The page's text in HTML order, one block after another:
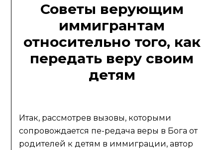
Советы верующим
иммигрантам
относительно того, как
передать веру своим
детям
Итак, рассмотрев вызовы, которыми
сопровождается пе-редача веры в Бога от
родителей к детям в иммиграции, автор